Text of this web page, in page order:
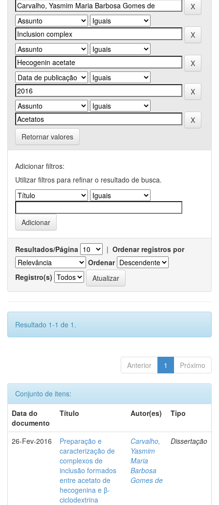
Retornar valores
Adicionar filtros:
Utilizar filtros para refinar o resultado de busca.
Resultados/Página | Ordenar registros por
Ordenar
Registro(s)
Resultado 1-1 de 1.
Anterior 1 Próximo
Conjunto de itens:
Data do
documento
Título Autor(es) Tipo
26-Fev-2016
Preparação e
caracterização de
complexos de
inclusão formados
entre acetato de
hecogenina e β-
ciclodextrina
Carvalho,
Yasmim
Maria
Barbosa
Gomes de
Dissertação